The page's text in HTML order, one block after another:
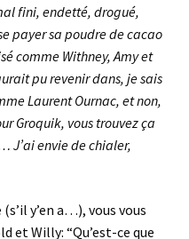
fini, endetté, drogué,
payer sa poudre de cacao
comme Withney, Amy et
pu revenir dans, je sais
Laurent Ournac, et non,
Groquik, vous trouvez ça
J’ai envie de chialer,
y’en a…), vous vous
et Willy: “Qu’est-ce que